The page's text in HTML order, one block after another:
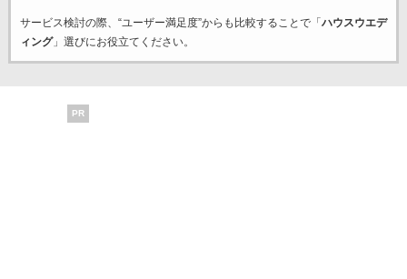
サービス検討の際、“ユーザー満足度”からも比較することで「 ハウスウエデ
ィング」選びにお役立てください。
PR